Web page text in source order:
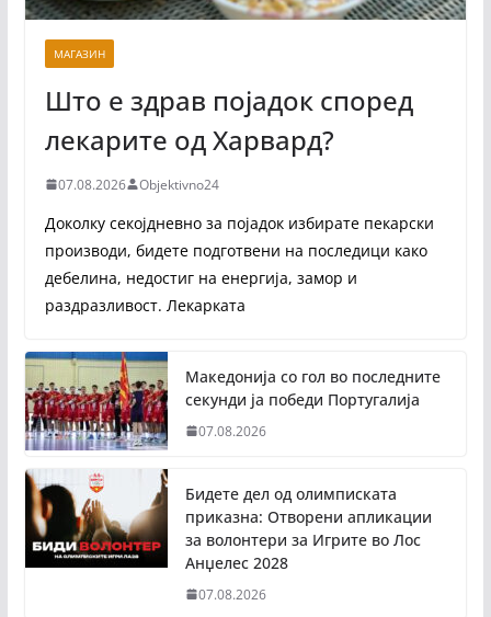
МАГАЗИН
Што е здрав појадок според
лекарите од Харвард?
07.08.2026 Objektivno24
Доколку секојдневно за појадок избирате пекарски
производи, бидете подготвени на последици како
дебелина, недостиг на енергија, замор и
раздразливост. Лекарката
Македонија со гол во последните
секунди ја победи Португалија
07.08.2026
Бидете дел од олимписката
приказна: Отворени апликации
за волонтери за Игрите во Лос
Анџелес 2028
07.08.2026